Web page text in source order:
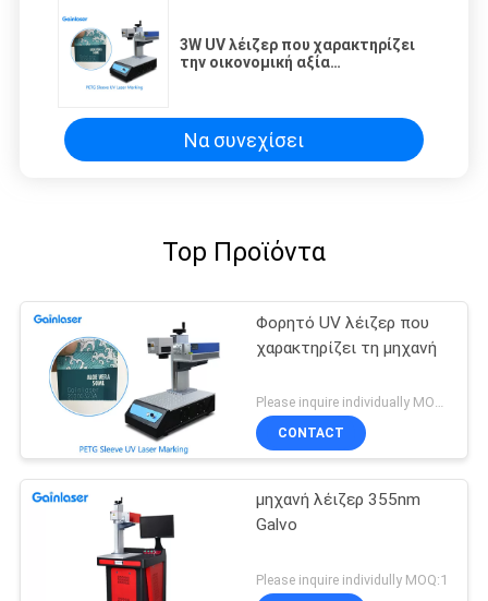
3W UV λέιζερ που χαρακτηρίζει
την οικονομική αξία
λογότυπο, εικόνα
Να συνεχίσει
Top Προϊόντα
Φορητό UV λέιζερ που
χαρακτηρίζει τη μηχανή
Please inquire individually MOQ:1
CONTACT
μηχανή λέιζερ 355nm
Galvo
Please inquire individully MOQ:1